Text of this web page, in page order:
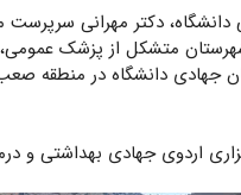
دکتر مهرانی سرپرست
متشکل از پزشک عمومی،
جهادی دانشگاه در منطقه
اردوی جهادی بهداشتی و